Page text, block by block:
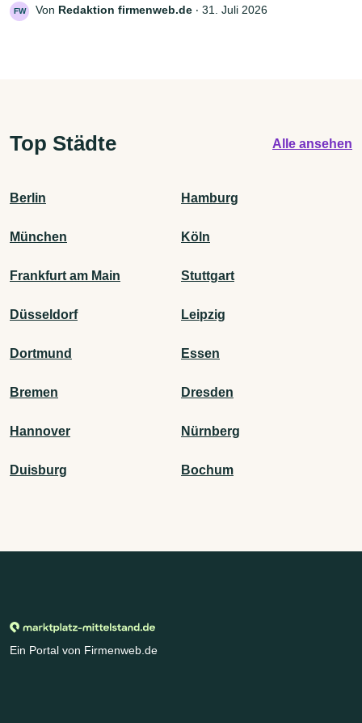
FW Von Redaktion firmenweb.de ‧ 31. Juli 2026
Top Städte Alle ansehen
Berlin Hamburg
München Köln
Frankfurt am Main Stuttgart
Düsseldorf Leipzig
Dortmund Essen
Bremen Dresden
Hannover Nürnberg
Duisburg Bochum
Ein Portal von Firmenweb.de